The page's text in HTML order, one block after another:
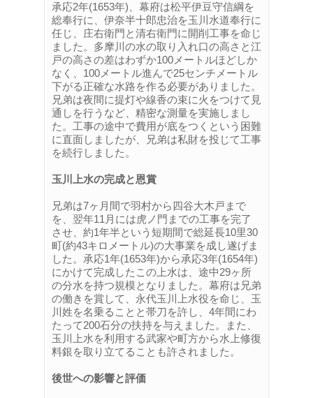
承応2年(1653年)、幕府は松平伊豆守信綱を
総奉行に、伊奈半十郎忠治を玉川水道奉行に
任じ、庄右衛門と清右衛門に開削工事を命じ
ました。多摩川の水の取り入れ口の高さと江
戸の高さの差はわずか100メートルほどしか
なく、100メートル進んで25センチメートル
下がる正確な水路を作る必要がありました。
兄弟は夜間に提灯や線香の束に火をつけて見
通しを行うなど、精密な測量を実施しまし
た。工事の途中で費用が底をつくという困難
に直面しましたが、兄弟は私財を投じて工事
を続行しました。
玉川上水の完成と恩賞
兄弟は7ヶ月間で羽村から四谷大木戸まで
を、翌年11月には虎ノ門までの工事を完了
させ、約1年半という短期間で総延長10里30
町(約43キロメートル)の大事業を成し遂げま
した。承応1年(1653年)から承応3年(1654年)
にかけて完成したこの上水は、途中29ヶ所
の分水を持つ規模となりました。幕府は兄弟
の働きを賞して、永代玉川上水役を命じ、玉
川姓を名乗ることと帯刀を許し、4年間にわ
たって200石分の扶持を与えました。また、
玉川上水を利用する武家や町方から水上修復
料銀を取り立てることも許されました。
後世への影響と評価